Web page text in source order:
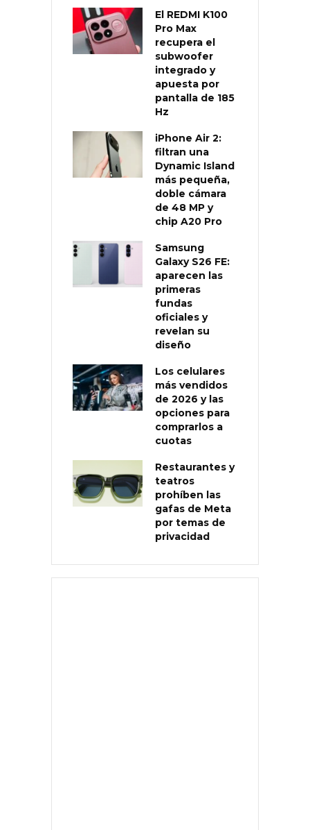
El REDMI K100
Pro Max
recupera el
subwoofer
integrado y
apuesta por
pantalla de 185
Hz
iPhone Air 2:
filtran una
Dynamic Island
más pequeña,
doble cámara
de 48 MP y
chip A20 Pro
Samsung
Galaxy S26 FE:
aparecen las
primeras
fundas
oficiales y
revelan su
diseño
Los celulares
más vendidos
de 2026 y las
opciones para
comprarlos a
cuotas
Restaurantes y
teatros
prohíben las
gafas de Meta
por temas de
privacidad